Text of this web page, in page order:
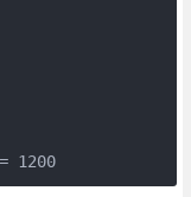
var eNum = 1.2e3; // 1.2 * 10^3 == 1200